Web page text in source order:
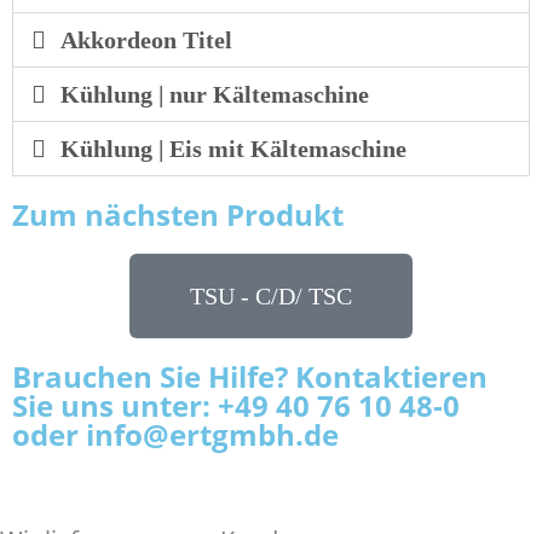
Akkordeon Titel
Kühlung | nur Kältemaschine
Kühlung | Eis mit Kältemaschine
Zum nächsten Produkt
TSU - C/D/ TSC
Brauchen Sie Hilfe? Kontaktieren
Sie uns unter: +49 40 76 10 48-0
oder info@ertgmbh.de